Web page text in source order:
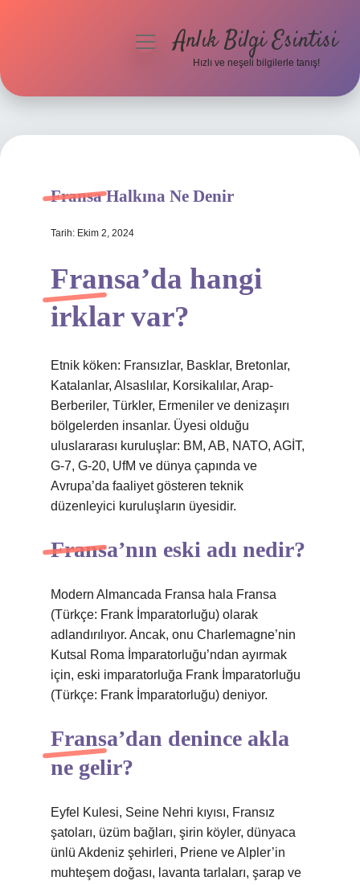
Hakkımızda
menüyüAnlık Bilgi Esintisi
Hızlı ve neşeli bilgilerle tanış!
Fransa Halkına Ne Denir
Tarih: Ekim 2, 2024
Fransa’da hangi
irklar var?
Etnik köken: Fransızlar, Basklar, Bretonlar,
Katalanlar, Alsaslılar, Korsikalılar, Arap-
Berberiler, Türkler, Ermeniler ve denizaşırı
bölgelerden insanlar. Üyesi olduğu
uluslararası kuruluşlar: BM, AB, NATO, AGİT,
G-7, G-20, UfM ve dünya çapında ve
Avrupa’da faaliyet gösteren teknik
düzenleyici kuruluşların üyesidir.
Fransa’nın eski adı nedir?
Modern Almancada Fransa hala Fransa
(Türkçe: Frank İmparatorluğu) olarak
adlandırılıyor. Ancak, onu Charlemagne’nin
Kutsal Roma İmparatorluğu’ndan ayırmak
için, eski imparatorluğa Frank İmparatorluğu
(Türkçe: Frank İmparatorluğu) deniyor.
Fransa’dan denince akla
ne gelir?
Eyfel Kulesi, Seine Nehri kıyısı, Fransız
şatoları, üzüm bağları, şirin köyler, dünyaca
ünlü Akdeniz şehirleri, Priene ve Alpler’in
muhteşem doğası, lavanta tarlaları, şarap ve